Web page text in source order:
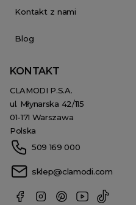
Kontakt z nami
Blog
KONTAKT
CLAMODI P.S.A.
ul. Młynarska 42/115
01-171 Warszawa
Polska
509 169 000
sklep@clamodi.com